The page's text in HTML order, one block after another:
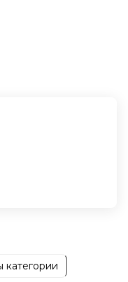
категории